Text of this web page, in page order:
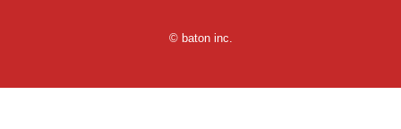
© baton inc.